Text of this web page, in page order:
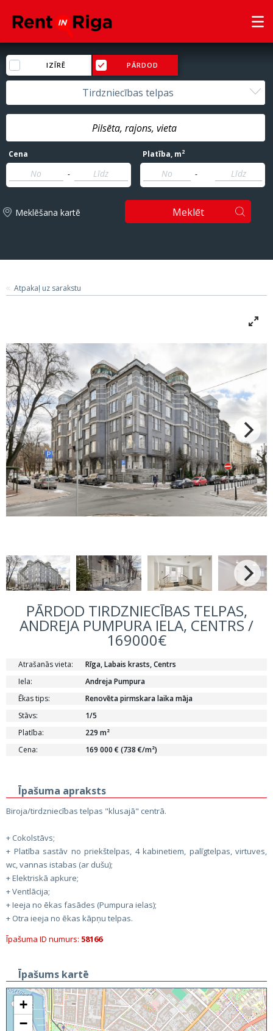
IZĪRĒ PĀRDOD
Tirdzniecības telpas
Cena
-
Platība, m2
-
Meklēšana kartē Meklēt
Atpakaļ uz sarakstu
PĀRDOD TIRDZNIECĪBAS TELPAS,
ANDREJA PUMPURA IELA, CENTRS /
169000€
Atrašanās vieta:
Rīga, Labais krasts, Centrs
Iela:
Andreja Pumpura
Ēkas tips:
Renovēta pirmskara laika māja
Stāvs:
1/5
Platība:
229 m²
Cena:
169 000 € (738 €/m²)
Īpašuma apraksts
Biroja/tirdzniecības telpas "klusajā" centrā.
+ Cokolstāvs;
+ Platība sastāv no priekštelpas, 4 kabinetiem, palīgtelpas, virtuves,
wc, vannas istabas (ar dušu);
+ Elektriskā apkure;
+ Ventlācija;
+ Ieeja no ēkas fasādes (Pumpura ielas);
+ Otra ieeja no ēkas kāpņu telpas.
Īpašuma ID numurs: 58166
Īpašums kartē
+
−